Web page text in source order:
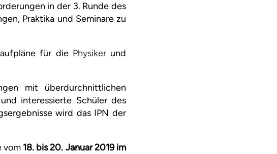
in der 3. Runde des
Praktika und Seminare zu
für die Physikerund
mit überdurchnittlichen
interessierte Schüler des
wird das IPN der
vom 18. bis 20. Januar 2019 im